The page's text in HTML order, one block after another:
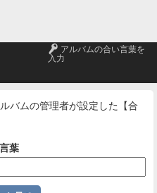
🔑 アルバムの合い言葉を
入力
バムの管理者が設定した【合
葉